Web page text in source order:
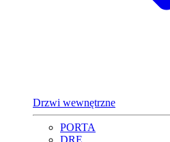
Drzwi wewnętrzne
PORTA